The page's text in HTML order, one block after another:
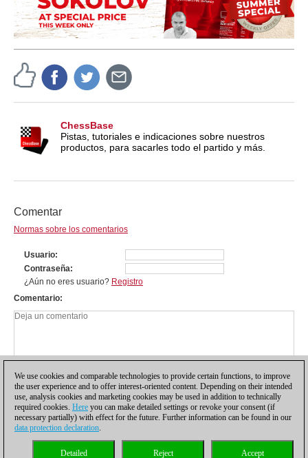
ChessBase
Pistas, tutoriales e indicaciones sobre nuestros
productos, para sacarles todo el partido y más.
Comentar
Normas sobre los comentarios
Usuario
Contraseña
¿Aún no eres usuario? Registro
Comentario
Política de privacidad |Para contactar Cookies Management
We use cookies and comparable technologies to provide certain functions, to improve
the user experience and to offer interest-oriented content. Depending on their intended
use, analysis cookies and marketing cookies may be used in addition to technically
required cookies. Here you can make detailed settings or revoke your consent (if
necessary partially) with effect for the future. Further information can be found in our
data protection declaration.
Accept
Reject
Detailed